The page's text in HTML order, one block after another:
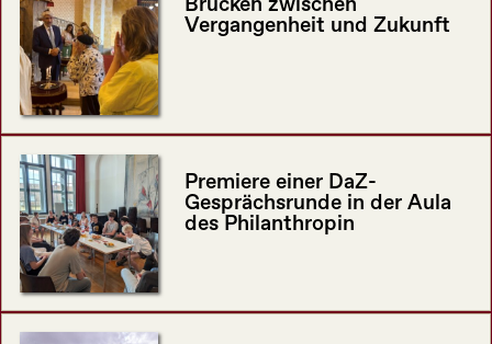
Vergangenheit und Zukunft
Premiere einer DaZ-
Gesprächsrunde in der Aula
des Philanthropin